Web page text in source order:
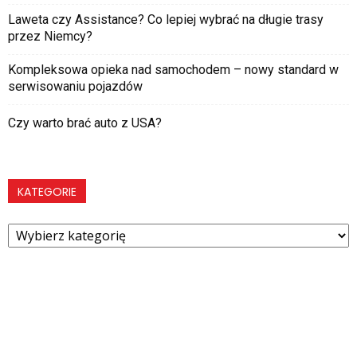
Laweta czy Assistance? Co lepiej wybrać na długie trasy
przez Niemcy?
Kompleksowa opieka nad samochodem – nowy standard w
serwisowaniu pojazdów
Czy warto brać auto z USA?
KATEGORIE
Kategorie